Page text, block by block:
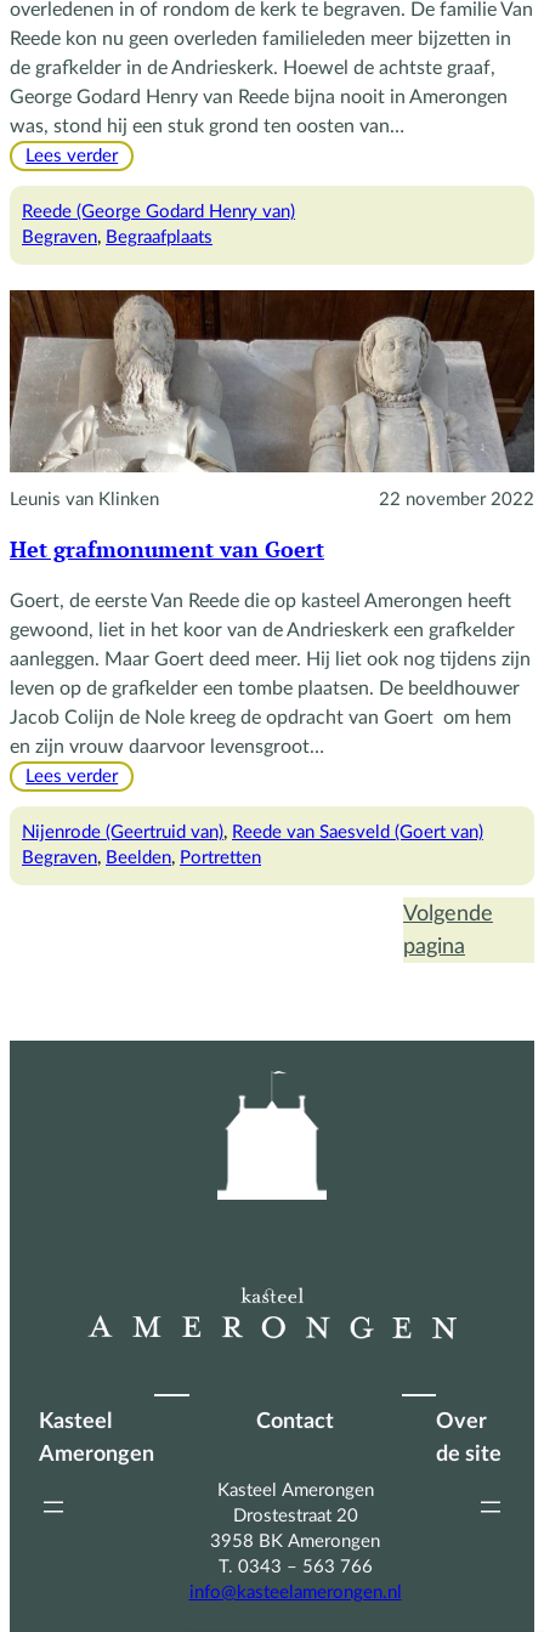
overledenen in of rondom de kerk te begraven. De familie Van
Reede kon nu geen overleden familieleden meer bijzetten in
de grafkelder in de Andrieskerk. Hoewel de achtste graaf,
George Godard Henry van Reede bijna nooit in Amerongen
was, stond hij een stuk grond ten oosten van…
Lees verder:
Algemene
Begraafplaats
Reede (George Godard Henry van)
Begraven, Begraafplaats
Leunis van Klinken 22 november 2022
Het grafmonument van Goert
Goert, de eerste Van Reede die op kasteel Amerongen heeft
gewoond, liet in het koor van de Andrieskerk een grafkelder
aanleggen. Maar Goert deed meer. Hij liet ook nog tijdens zijn
leven op de grafkelder een tombe plaatsen. De beeldhouwer
Jacob Colijn de Nole kreeg de opdracht van Goert om hem
en zijn vrouw daarvoor levensgroot…
Lees verder:
grafmonument
van
Nijenrode (Geertruid van), Reede van Saesveld (Goert van)
Begraven, Beelden, Portretten
Volgende
pagina
Kasteel
Amerongen
Contact
Kasteel Amerongen
Drostestraat 20
3958 BK Amerongen
T. 0343 – 563 766
info@kasteelamerongen.nl
Over
de site